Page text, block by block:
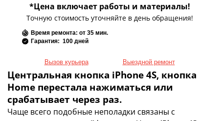
*Цена включает работы и материалы!
Точную стоимость уточняйте в день обращения!
Время ремонта: от 35 мин.
Гарантия: 100 дней
Вызов курьера Выездной ремонт
Центральная кнопка iPhone 4S, кнопка
Home перестала нажиматься или
срабатывает через раз.
Чаще всего подобные неполадки связаны с